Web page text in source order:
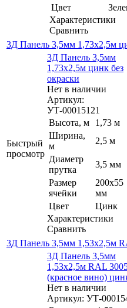
Цвет
Характеристики
Сравнить
3Д Панель 3,5мм 1,73х2,5м
Быстрый
просмотр
3Д Панель 3,5мм
1,73х2,5м цинк без
окраски
Нет в наличии
Артикул:
УТ-00015121
Высота, м
1,73 м
Ширина,
м
2,5 м
Диаметр
прутка
3,5 мм
Размер
ячейки
200х55
мм
Цвет
Цинк
Характеристики
Сравнить
3Д Панель 3,5мм 1,53х2,5м
3Д Панель 3,5мм
1,53х2,5м RAL
(красное вино)
Нет в наличии
Артикул: УТ-